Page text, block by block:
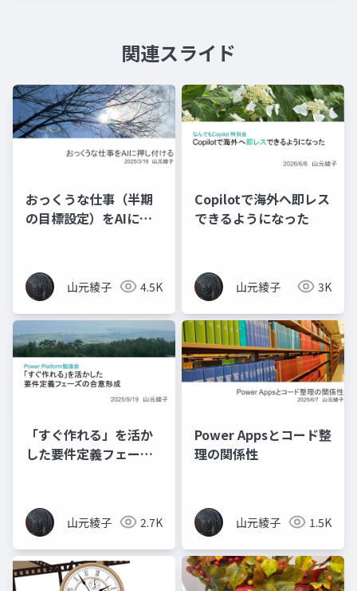
関連スライド
おっくうな仕事（半期
の目標設定）をAIに押
山元綾子 4.5K
Copilotで海外へ即レス
できるようになった
山元綾子 3K
「すぐ作れる」を活か
した要件定義フェーズ
山元綾子 2.7K
Power Appsとコード整
理の関係性
山元綾子 1.5K